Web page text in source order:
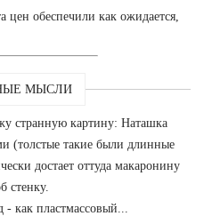
цен обеспечили как ожидается,
МЫСЛИ
странную картину: Наташка
(толстые такие были длинные
достает оттуда макаронину
стенку.
как пластмассовый...